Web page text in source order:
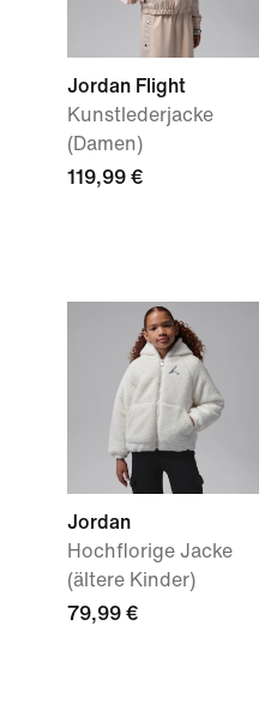
Jordan Flight
Kunstlederjacke
(Damen)
119,99 €
Jordan
Hochflorige Jacke
(ältere Kinder)
79,99 €